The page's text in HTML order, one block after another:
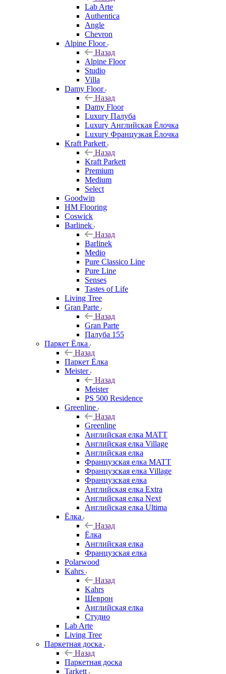
Lab Arte
Authentica
Angle
Chevron
Alpine Floor
Назад
Alpine Floor
Studio
Villa
Damy Floor
Назад
Damy Floor
Luxury Палуба
Luxury Английская Ёлочка
Luxury Французкая Ёлочка
Kraft Parkett
Назад
Kraft Parkett
Premium
Medium
Select
Goodwin
HM Flooring
Coswick
Barlinek
Назад
Barlinek
Medio
Pure Classico Line
Pure Line
Senses
Tastes of Life
Living Tree
Gran Parte
Назад
Gran Parte
Палуба 155
Паркет Ёлка
Назад
Паркет Ёлка
Meister
Назад
Meister
PS 500 Residence
Greenline
Назад
Greenline
Английская елка MATT
Английская елка Village
Английская елка
Французская елка MATT
Французская елка Village
Французская елка
Английская елка Extra
Английская елка Next
Английская елка Ultima
Ёлка
Назад
Ёлка
Английская елка
Французская елка
Polarwood
Kahrs
Назад
Kahrs
Шеврон
Английская елка
Студио
Lab Arte
Living Tree
Паркетная доска
Назад
Паркетная доска
Tarkett